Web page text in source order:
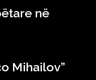
në
Mihailov”